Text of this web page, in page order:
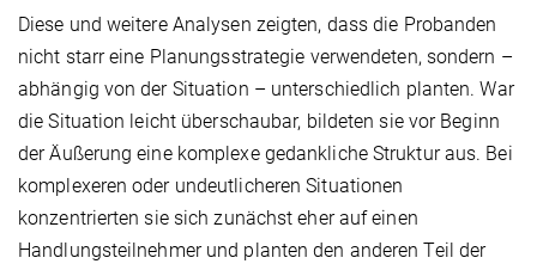
Diese und weitere Analysen zeigten, dass die Probanden
nicht starr eine Planungsstrategie verwendeten, sondern –
abhängig von der Situation – unterschiedlich planten. War
die Situation leicht überschaubar, bildeten sie vor Beginn
der Äußerung eine komplexe gedankliche Struktur aus. Bei
komplexeren oder undeutlicheren Situationen
konzentrierten sie sich zunächst eher auf einen
Handlungsteilnehmer und planten den anderen Teil der